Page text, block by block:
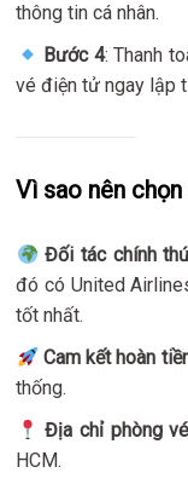
thông tin cá nhân.
Bước 4: Thanh
vé điện tử ngay lập
Vì sao nên
Đối tác chính
đó có United
tốt nhất.
Cam kết hoàn
thống.
Địa chỉ phòng
HCM.